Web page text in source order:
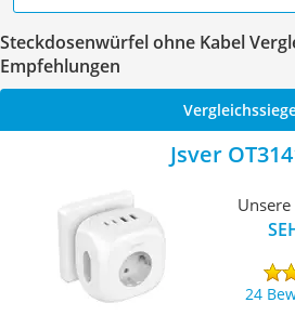
Steckdosenwürfel ohne Kabel
Empfehlungen
Jsver
24